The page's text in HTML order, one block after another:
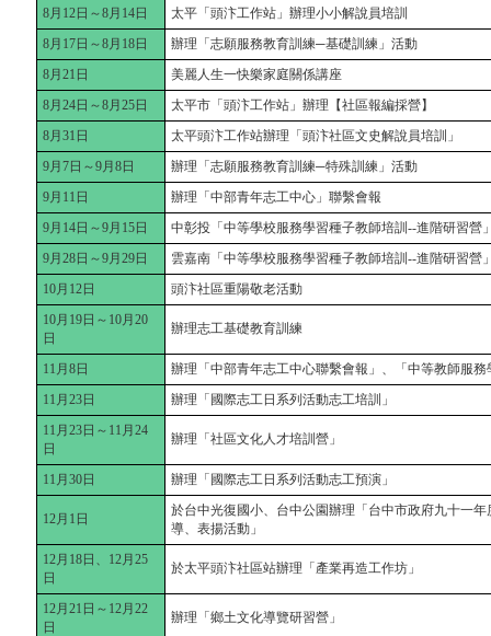
8月12日～8月14日
太平「頭汴工作站」辦理小小解說員培訓
8月17日～8月18日
辦理「志願服務教育訓練─基礎訓練」活動
8月21日
美麗人生一快樂家庭關係講座
8月24日～8月25日
太平市「頭汴工作站」辦理【社區報編採營】
8月31日
太平頭汴工作站辦理「頭汴社區文史解說員培訓」
9月7日～9月8日
辦理「志願服務教育訓練─特殊訓練」活動
9月11日
辦理「中部青年志工中心」聯繫會報
9月14日～9月15日
中彰投「中等學校服務學習種子教師培訓--進階研習營
9月28日～9月29日
雲嘉南「中等學校服務學習種子教師培訓--進階研習營
10月12日
頭汴社區重陽敬老活動
10月19日～10月20
日
辦理志工基礎教育訓練
11月8日
辦理「中部青年志工中心聯繫會報」、「中等教師服務
11月23日
辦理「國際志工日系列活動志工培訓」
11月23日～11月24
日
辦理「社區文化人才培訓營」
11月30日 辦理「國際志工日系列活動志工預演」
12月1日
於台中光復國小、台中公園辦理「台中市政府九十一
導、表揚活動」
12月18日、12月25
日
於太平頭汴社區站辦理「產業再造工作坊」
12月21日～12月22
日
辦理「鄉土文化導覽研習營」